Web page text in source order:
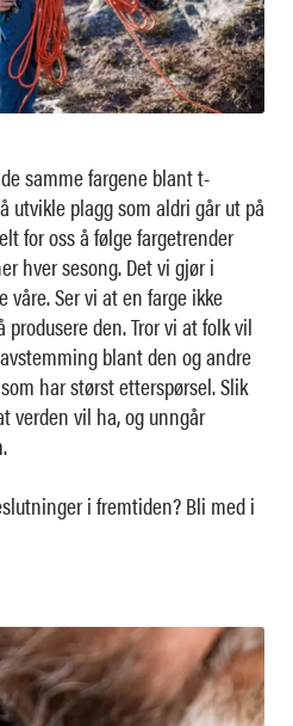
samme fargene blant t-
utvikle plagg som aldri går ut på
for oss å følge fargetrender
hver sesong. Det vi gjør i
våre. Ser vi at en farge ikke
den. Tror vi at folk vil
blant den og andre
har størst etterspørsel. Slik
verden vil ha, og unngår
i fremtiden? Bli med i